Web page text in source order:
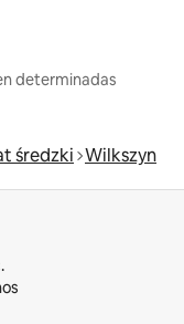
determinadas
średzki Wilkszyn